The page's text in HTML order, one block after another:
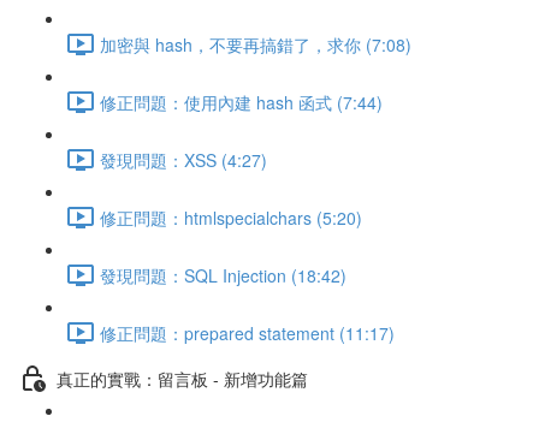
加密與 hash，不要再搞錯了，求你 (7:08)
修正問題：使用內建 hash 函式 (7:44)
發現問題：XSS (4:27)
修正問題：htmlspecialchars (5:20)
發現問題：SQL Injection (18:42)
修正問題：prepared statement (11:17)
真正的實戰：留言板 - 新增功能篇